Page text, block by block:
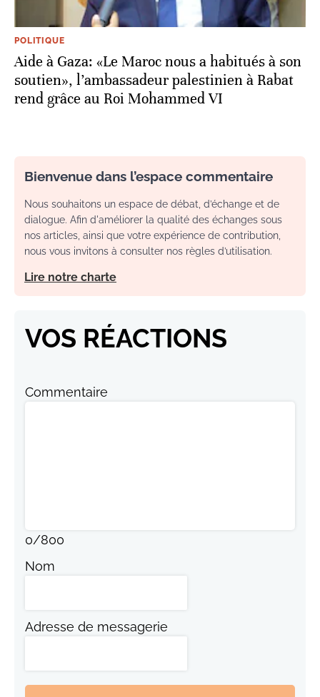
POLITIQUE
Aide à Gaza: «Le Maroc nous a habitués à son
soutien», l’ambassadeur palestinien à Rabat
rend grâce au Roi Mohammed VI
Bienvenue dans l’espace commentaire
Nous souhaitons un espace de débat, d’échange et de
dialogue. Afin d'améliorer la qualité des échanges sous
nos articles, ainsi que votre expérience de contribution,
nous vous invitons à consulter nos règles d’utilisation.
Lire notre charte
VOS RÉACTIONS
Commentaire
0/800
Nom
Adresse de messagerie